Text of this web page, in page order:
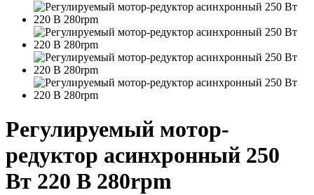
Регулируемый мотор-
редуктор асинхронный 250
Вт 220 В 280rpm